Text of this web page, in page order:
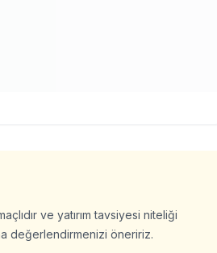
ve yatırım tavsiyesi niteliği
değerlendirmenizi öneririz.